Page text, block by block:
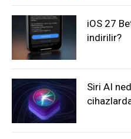
iOS 27
indirilir?
Siri AI